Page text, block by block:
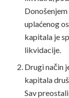
uplaćenog
kapitala je
likvidacije.
Drugi način
kapitala
Sav